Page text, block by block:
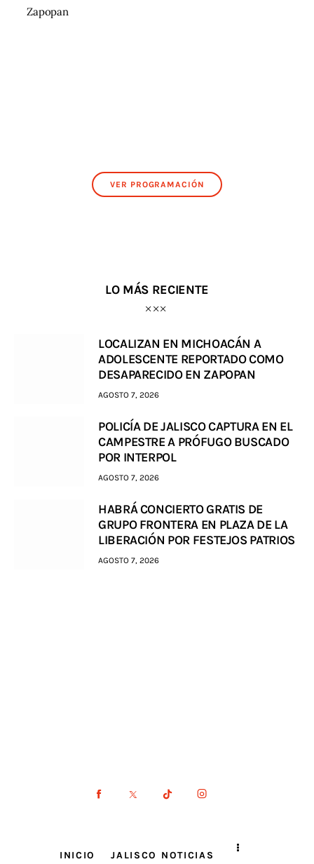
Zapopan
VER PROGRAMACIÓN
LO MÁS RECIENTE
LOCALIZAN EN MICHOACÁN A
ADOLESCENTE REPORTADO COMO
DESAPARECIDO EN ZAPOPAN
AGOSTO 7, 2026
POLICÍA DE JALISCO CAPTURA EN EL
CAMPESTRE A PRÓFUGO BUSCADO
POR INTERPOL
AGOSTO 7, 2026
HABRÁ CONCIERTO GRATIS DE
GRUPO FRONTERA EN PLAZA DE LA
LIBERACIÓN POR FESTEJOS PATRIOS
AGOSTO 7, 2026
INICIO JALISCO NOTICIAS